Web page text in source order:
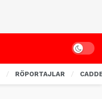
Dark
RÖPORTAJLAR